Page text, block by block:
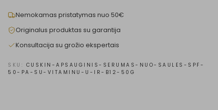
Nemokamas pristatymas nuo 50€
Originalus produktas su garantija
Konsultacija su grožio ekspertais
SKU: CUSKIN-APSAUGINIS-SERUMAS-NUO-SAULES-SPF-
50-PA-SU-VITAMINU-U-IR-B12-50G